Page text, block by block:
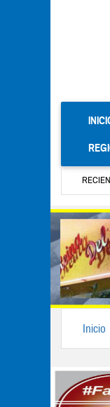
del Mercado Periférico
Inicio